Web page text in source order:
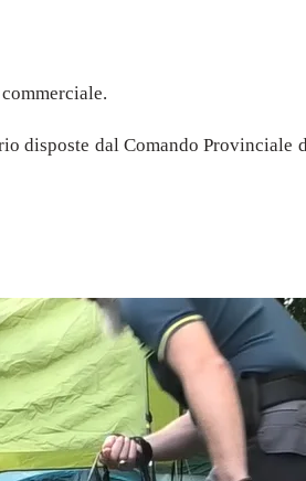
disposte dal Comando